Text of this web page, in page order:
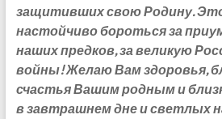
защитивших свою Родину.
настойчиво бороться за
наших предков, за великую
войны! Желаю Вам здоровья,
счастья Вашим родным и
в завтрашнем дне и светлых